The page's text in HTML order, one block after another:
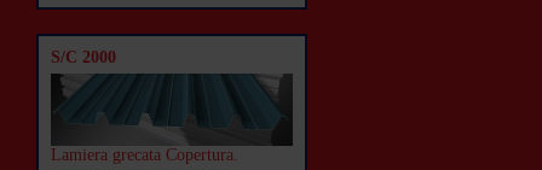
S/C 2000
Lamiera grecata Copertura.